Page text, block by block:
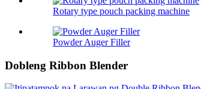
Rotary type pouch packing machine
Powder Auger Filler
Dobleng Ribbon Blender